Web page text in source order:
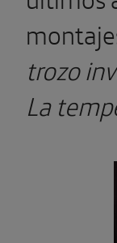
trozo
La